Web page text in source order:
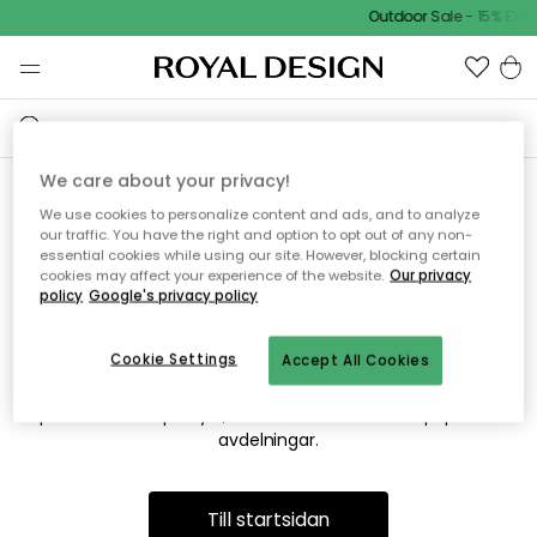
Outdoor Sale - 15%
Vi hittar tyvärr inte sidan du
söker
Detta kan bero på att sidan inte längre finns eller att den har
flyttats. Vi ber om ursäkt för besväret. I menyn ovan kan du
prova att söka på nytt, eller besöka en av våra populära
avdelningar.
Till startsidan
We care about your privacy!
We use cookies to personalize content and ads, and to analyze
our traffic. You have the right and option to opt out of any non-
essential cookies while using our site. However, blocking certain
cookies may affect your experience of the website. Our privacy
policy Google's privacy policy
Accept All Cookies
Cookie Settings